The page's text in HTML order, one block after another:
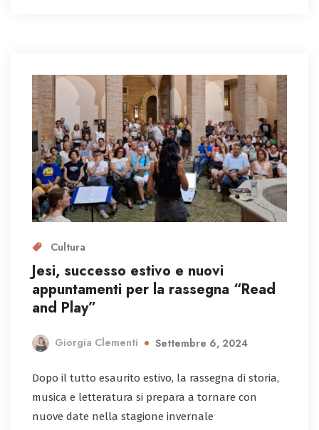
Cultura
Jesi, successo estivo e nuovi
appuntamenti per la rassegna “Read
and Play”
Giorgia Clementi Settembre 6, 2024
Dopo il tutto esaurito estivo, la rassegna di storia,
musica e letteratura si prepara a tornare con
nuove date nella stagione invernale